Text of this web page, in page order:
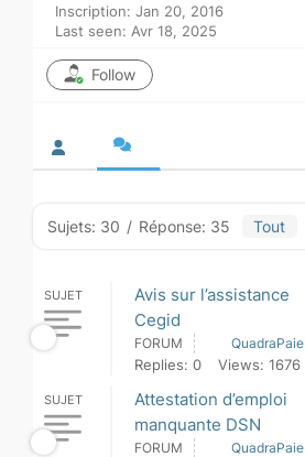
Inscription: Jan 20, 2016
Last seen: Avr 18, 2025
Follow
Sujets: 30 / Réponse: 35 Tout
SUJET
Avis sur l’assistance
Cegid
FORUM QuadraPaie
Replies: 0 Views: 1676
SUJET
Attestation d’emploi
manquante DSN
FORUM QuadraPaie